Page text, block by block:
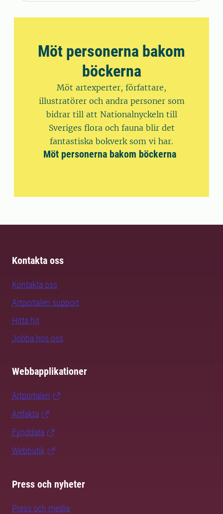
Möt personerna bakom
böckerna
Möt artexperter, författare,
illustratörer och andra personer som
bidrar till att Nationalnyckeln till
Sveriges flora och fauna blir det
fantastiska bokverk som vi har.
Möt personerna bakom böckerna
Kontakta oss
Kontakta oss
Artportalen support
Hitta hit
Jobba hos oss
Webbapplikationer
Artportalen
Artfakta
Fynddata
Webbutik
Press och nyheter
Press och media